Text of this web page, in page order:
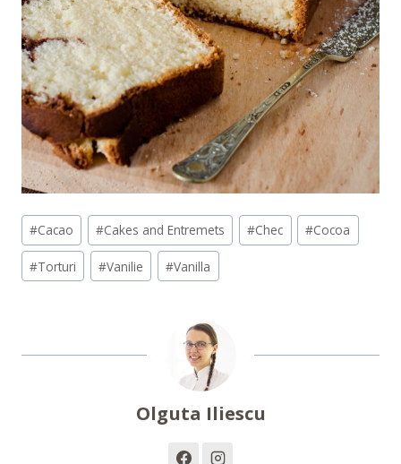
Post
Tags:
#Cacao #Cakes and Entremets #Chec #Cocoa
#Torturi #Vanilie #Vanilla
Olguta Iliescu